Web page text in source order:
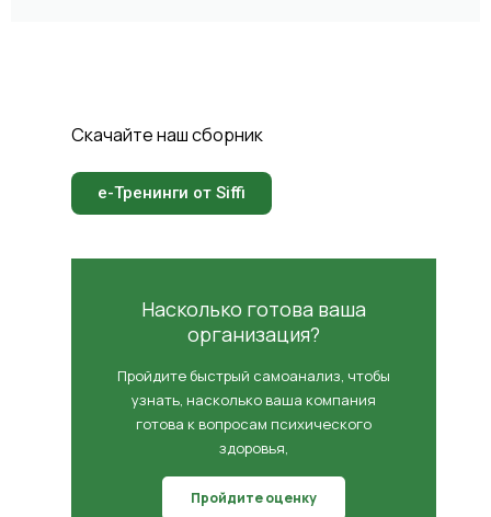
Скачайте наш сборник
e-Тренинги от Siffi
Насколько готова ваша
организация?
Пройдите быстрый самоанализ, чтобы
узнать, насколько ваша компания
готова к вопросам психического
здоровья,
Пройдите оценку